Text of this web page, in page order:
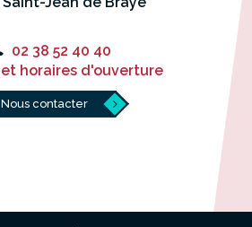
02 38 52 40 40
horaires d'ouverture
Nous contacter